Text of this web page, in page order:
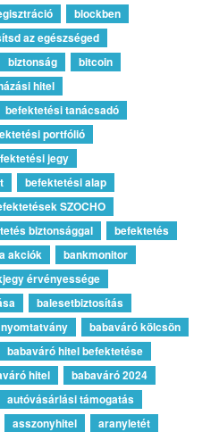
blockben
az egészséged
biztonság
bitcoin
hitel
befektetési tanácsadó
portfólió
jegy
befektetési alap
SZOCHO
biztonsággal
befektetés
akciók
bankmonitor
érvényessége
balesetbiztosítás
babaváró kölcsön
babaváró hitel befektetése
hitel
babaváró 2024
autóvásárlási támogatás
asszonyhitel
aranyletét